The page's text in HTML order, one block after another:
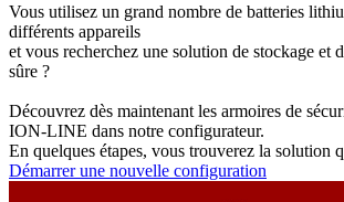
Vous utilisez un grand nombre de batteries
différents appareils
et vous recherchez une solution de stockage et
sûre ?
Découvrez dès maintenant les armoires de
ION-LINE dans notre configurateur.
En quelques étapes, vous trouverez la solution
Démarrer une nouvelle configuration